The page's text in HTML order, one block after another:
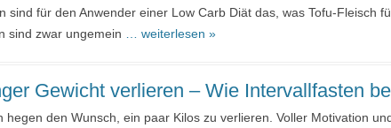
sind für den Anwender einer Low Carb Diät das, was Tofu-Fleisch
sind zwar ungemein
… weiterlesen »
Gewicht verlieren – Wie Intervallfasten
hegen den Wunsch, ein paar Kilos zu verlieren. Voller Motivation